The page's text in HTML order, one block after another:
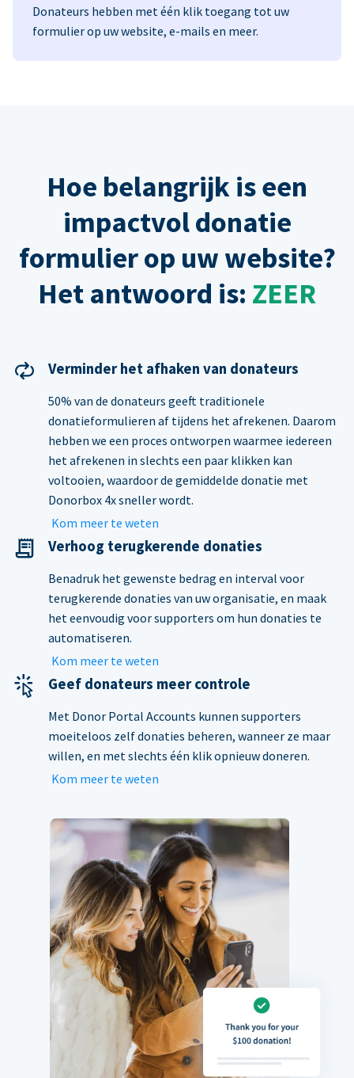
Donateurs hebben met één klik toegang tot uw
formulier op uw website, e-mails en meer.
Hoe belangrijk is een
impactvol donatie
formulier op uw website?
Het antwoord is: ZEER
Verminder het afhaken van donateurs
50% van de donateurs geeft traditionele
donatieformulieren af tijdens het afrekenen. Daarom
hebben we een proces ontworpen waarmee iedereen
het afrekenen in slechts een paar klikken kan
voltooien, waardoor de gemiddelde donatie met
Donorbox 4x sneller wordt.
Kom meer te weten
Verhoog terugkerende donaties
Benadruk het gewenste bedrag en interval voor
terugkerende donaties van uw organisatie, en maak
het eenvoudig voor supporters om hun donaties te
automatiseren.
Kom meer te weten
Geef donateurs meer controle
Met Donor Portal Accounts kunnen supporters
moeiteloos zelf donaties beheren, wanneer ze maar
willen, en met slechts één klik opnieuw doneren.
Kom meer te weten